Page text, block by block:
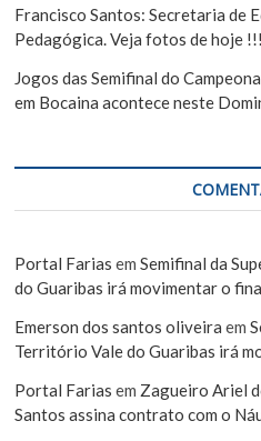
Francisco Santos: Secretaria de
Pedagógica. Veja fotos de hoje !!!
Jogos das Semifinal do
em Bocaina acontece neste
Portal Farias emSemifinal da
do Guaribas irá movimentar o
Emerson dos santos oliveira em
Território Vale do Guaribas irá
Portal Farias em Zagueiro Ariel
Santos assina contrato com o